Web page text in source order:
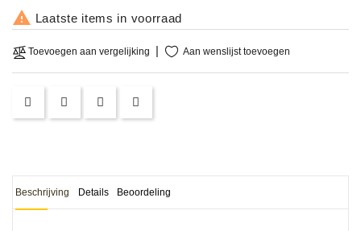
CLINICS
VERHUUR,
DIENSTEN
 Laatste items in voorraad
Toevoegen aan vergelijking Aan wenslijst toevoegen
Beschrijving Details Beoordeling